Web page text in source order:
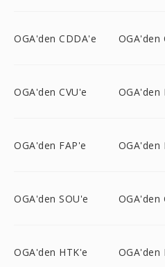
OGA'den CDDA'e OGA'den
OGA'den CVU'e OGA'den
OGA'den FAP'e OGA'den
OGA'den SOU'e OGA'den
OGA'den HTK'e OGA'den